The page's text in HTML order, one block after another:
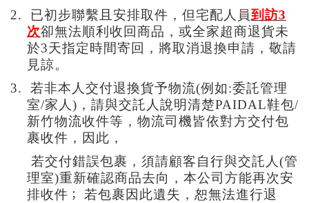
2.
已初步聯繫且安排取件，但宅配人員到訪3
次卻無法順利收回商品，或全家超商退貨未
於3天指定時間寄回 ， 將取消退換申請，敬請
見諒。
3. 若非本人交付退換貨予物流(例如:委託管理
室/家人) ，請與交託人說明清楚PAIDAL鞋包/
新竹物流收件等 ，物流司機皆依對方交付包
裹收件 ，因此 ，
若交付錯誤包裹 ，須請顧客自行與交託人(管
理室)重新確認商品去向 ，本公司方能再次安
排收件 ； 若包裹因此遺失 ，恕無法進行退